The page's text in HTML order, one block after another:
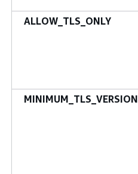
ALLOW_TLS_ONLY
MINIMUM_TLS_VERSION